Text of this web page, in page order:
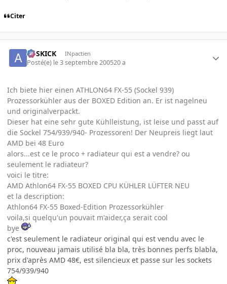
Citer
ASSKICK INpactien
Posté(e) le 3 septembre 200520 a
Ich biete hier einen ATHLON64 FX-55 (Sockel 939)
Prozessorkühler aus der BOXED Edition an. Er ist nagelneu
und originalverpackt.
Dieser hat eine sehr gute Kühlleistung, ist leise und passt auf
die Sockel 754/939/940- Prozessoren! Der Neupreis liegt laut
AMD bei 48 Euro
alors...est ce le proco + radiateur qui est a vendre? ou
seulement le radiateur?
voici le titre:
AMD Athlon64 FX-55 BOXED CPU KÜHLER LÜFTER NEU
et la description:
Athlon64 FX-55 Boxed-Edition Prozessorkühler
voila,si quelqu'un pouvait m'aider,ça serait cool
bye
c'est seulement le radiateur original qui est vendu avec le
proc, nouveau jamais utilisé bla bla, très bonnes perfs blabla,
prix d'après AMD 48€, est silencieux et passe sur les sockets
754/939/940